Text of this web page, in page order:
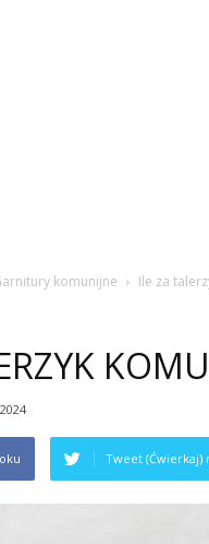
komunijne Ile za
Tweet (Ćwierkaj)